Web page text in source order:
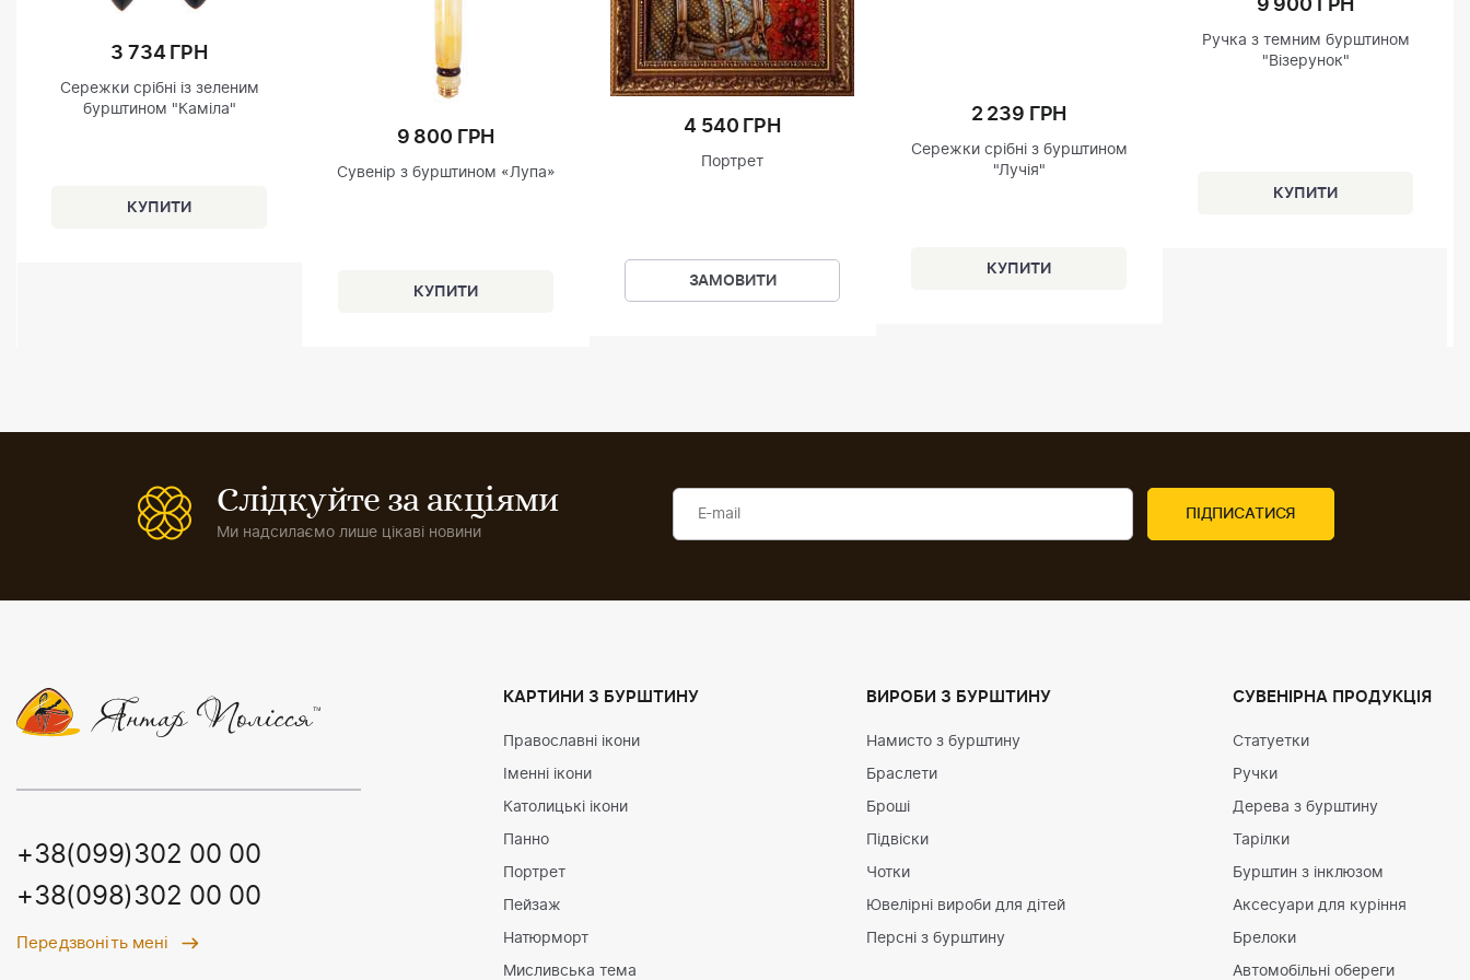
3 734 ГРН
Сережки срібні із зеленим
бурштином "Каміла"
9 800 ГРН
Сувенір з бурштином «Лупа»
4 540 ГРН
Портрет
ЗАМОВИТИ
2 239 ГРН
Сережки срібні з бурштином
"Лучія"
9 900 ГРН
Ручка з темним бурштином
"Візерунок"
Слідкуйте за акціями
Ми надсилаємо лише цікаві новини
+38(099)302 00 00
+38(098)302 00 00
Передзвоніть мені
КАРТИНИ З БУРШТИНУ
Православні ікони
Іменні ікони
Католицькі ікони
Панно
Портрет
Пейзаж
Натюрморт
Мисливська тема
ВИРОБИ З БУРШТИНУ
Намисто з бурштину
Браслети
Броші
Підвіски
Чотки
Ювелірні вироби для дітей
Персні з бурштину
СУВЕНІРНА ПРОДУКЦІЯ
Статуетки
Ручки
Дерева з бурштину
Тарілки
Бурштин з інклюзом
Аксесуари для куріння
Брелоки
Автомобільні обереги